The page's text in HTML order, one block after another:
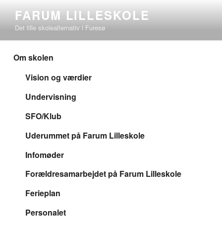
indhold
FARUM LILLESKOLE
Det lille skolealternativ i Furesø
Om skolen
Vision og værdier
Undervisning
SFO/Klub
Uderummet på Farum Lilleskole
Infomøder
Forældresamarbejdet på Farum Lilleskole
Ferieplan
Personalet